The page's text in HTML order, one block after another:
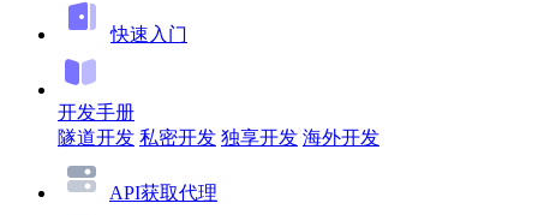
快速入门
开发手册
隧道开发 私密开发 独享开发 海外开发
API获取代理